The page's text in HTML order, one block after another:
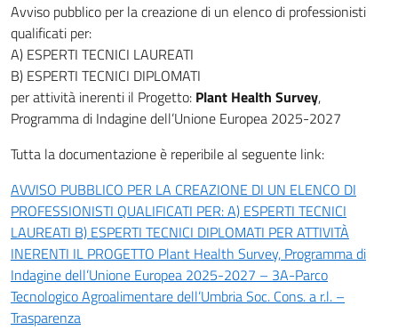
Avviso pubblico per la creazione di un elenco di professionisti
qualificati per:
A) ESPERTI TECNICI LAUREATI
B) ESPERTI TECNICI DIPLOMATI
per attività inerenti il Progetto: Plant Health Survey,
Programma di Indagine dell’Unione Europea 2025-2027
Tutta la documentazione è reperibile al seguente link:
AVVISO PUBBLICO PER LA CREAZIONE DI UN ELENCO DI
PROFESSIONISTI QUALIFICATI PER: A) ESPERTI TECNICI
LAUREATI B) ESPERTI TECNICI DIPLOMATI PER ATTIVITÀ
INERENTI IL PROGETTO Plant Health Survey, Programma di
Indagine dell’Unione Europea 2025-2027 – 3A-Parco
Tecnologico Agroalimentare dell’Umbria Soc. Cons. a r.l. –
Trasparenza